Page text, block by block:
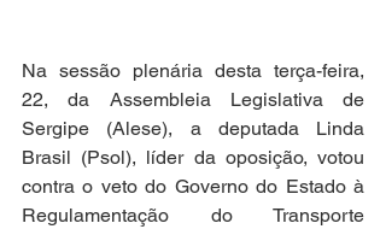
Na sessão plenária desta terça-feira,
22, da Assembleia Legislativa de
Sergipe (Alese), a deputada Linda
Brasil (Psol), líder da oposição, votou
contra o veto do Governo do Estado à
Regulamentação do Transporte